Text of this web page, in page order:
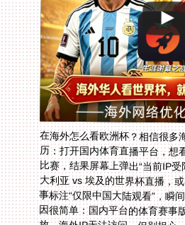
在海外怎么看欧洲杯？相信很多
历：打开国内体育直播平台，想
比赛，结果屏幕上弹出“当前IP
大利亚 vs 埃及的世界杯直播，或
事标注“仅限中国大陆观看”，瞬
因很简单：国内平台的体育赛事
放，海外IP无法访问。但别担心
选择合适的回国加速器，解决所